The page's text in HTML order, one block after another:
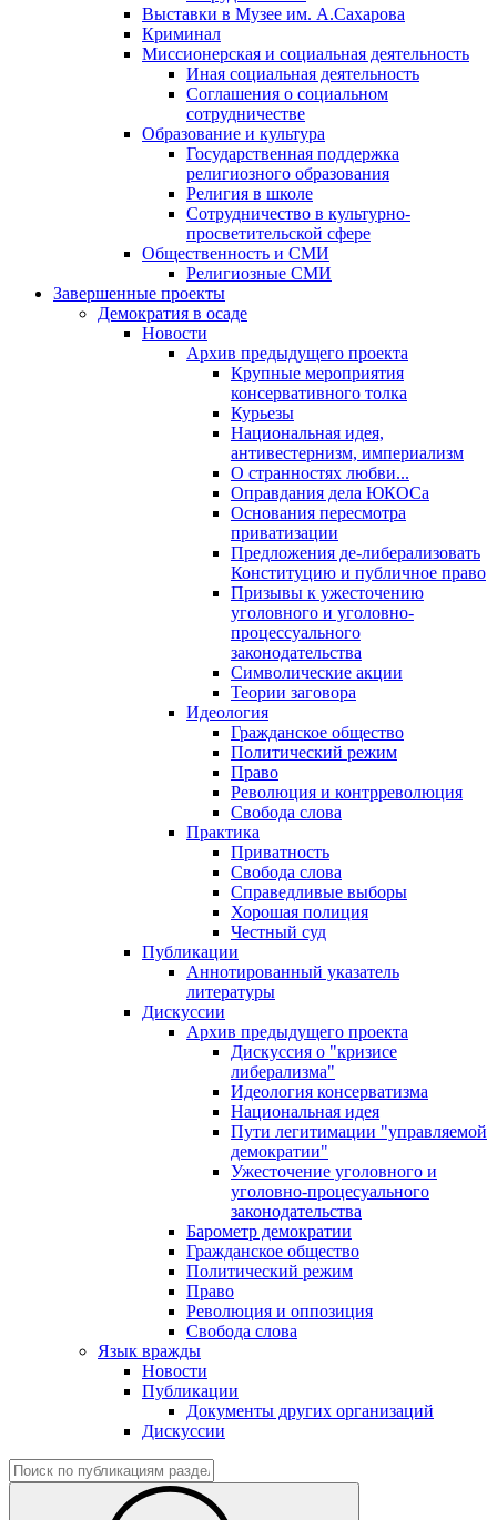
Выставки в Музее им. А.Сахарова
Криминал
Миссионерская и социальная деятельность
Иная социальная деятельность
Соглашения о социальном
сотрудничестве
Образование и культура
Государственная поддержка
религиозного образования
Религия в школе
Сотрудничество в культурно-
просветительской сфере
Общественность и СМИ
Религиозные СМИ
Завершенные проекты
Демократия в осаде
Новости
Архив предыдущего проекта
Крупные мероприятия
консервативного толка
Курьезы
Национальная идея,
антивестернизм, империализм
О странностях любви...
Оправдания дела ЮКОСа
Основания пересмотра
приватизации
Предложения де-либерализовать
Конституцию и публичное право
Призывы к ужесточению
уголовного и уголовно-
процессуального
законодательства
Символические акции
Теории заговора
Идеология
Гражданское общество
Политический режим
Право
Революция и контрреволюция
Свобода слова
Практика
Приватность
Свобода слова
Справедливые выборы
Хорошая полиция
Честный суд
Публикации
Аннотированный указатель
литературы
Дискуссии
Архив предыдущего проекта
Дискуссия о "кризисе
либерализма"
Идеология консерватизма
Национальная идея
Пути легитимации "управляемой
демократии"
Ужесточение уголовного и
уголовно-процесуального
законодательства
Барометр демократии
Гражданское общество
Политический режим
Право
Революция и оппозиция
Свобода слова
Язык вражды
Новости
Публикации
Документы других организаций
Дискуссии